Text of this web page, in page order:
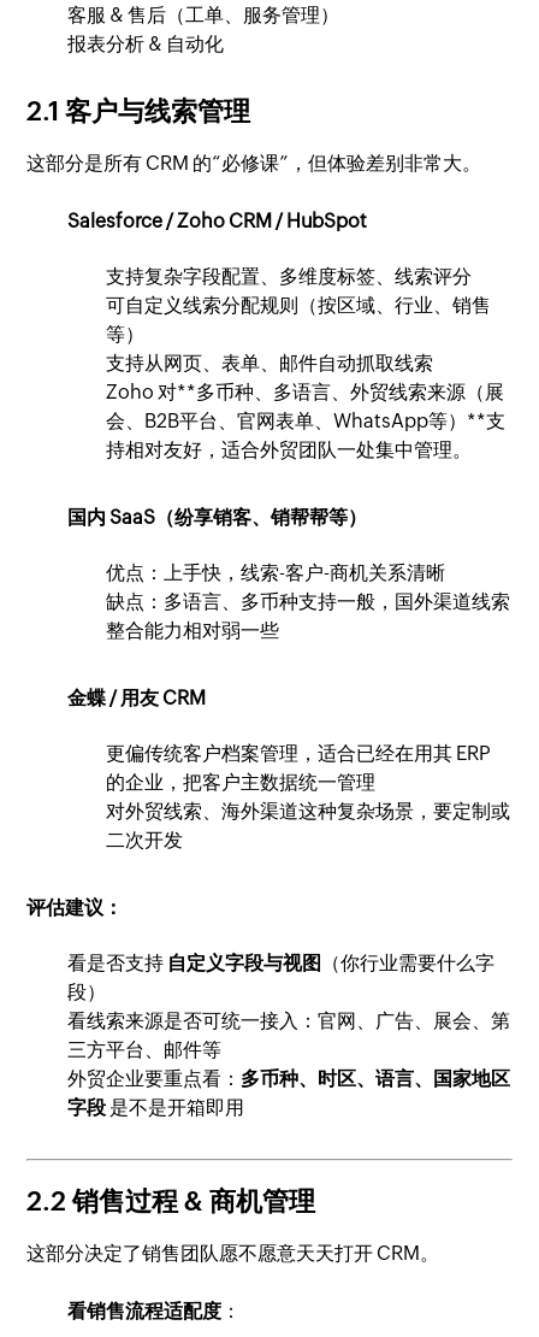
客服 & 售后（工单、服务管理）
报表分析 & 自动化
2.1 客户与线索管理
这部分是所有 CRM 的“必修课”，但体验差别非常大。
Salesforce / Zoho CRM / HubSpot
支持复杂字段配置、多维度标签、线索评分
可自定义线索分配规则（按区域、行业、销售
等）
支持从网页、表单、邮件自动抓取线索
Zoho 对**多币种、多语言、外贸线索来源（展
会、B2B平台、官网表单、WhatsApp等）**支
持相对友好，适合外贸团队一处集中管理。
国内 SaaS（纷享销客、销帮帮等）
优点：上手快，线索-客户-商机关系清晰
缺点：多语言、多币种支持一般，国外渠道线索
整合能力相对弱一些
金蝶 / 用友 CRM
更偏传统客户档案管理，适合已经在用其 ERP
的企业，把客户主数据统一管理
对外贸线索、海外渠道这种复杂场景，要定制或
二次开发
评估建议：
看是否支持 自定义字段与视图
（你行业需要什么字
段）
看线索来源是否可统一接入：官网、广告、展会、第
三方平台、邮件等
外贸企业要重点看： 多币种、时区、语言、国家地区
字段 是不是开箱即用
2.2 销售过程 & 商机管理
这部分决定了销售团队愿不愿意天天打开 CRM。
看销售流程适配度 ：